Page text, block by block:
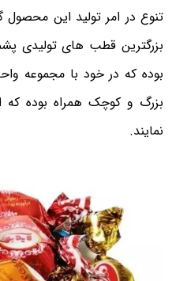
تنوع در امر تولید این محصول
بزرگترین قطب های تولیدی
بوده که در خود با مجموعه
بزرگ و کوچک همراه بوده
نمایند.